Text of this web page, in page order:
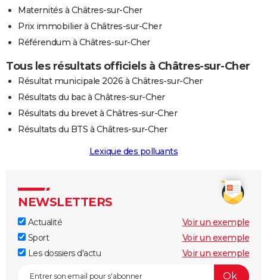
Maternités à Châtres-sur-Cher
Prix immobilier à Châtres-sur-Cher
Référendum à Châtres-sur-Cher
Tous les résultats officiels à Châtres-sur-Cher
Résultat municipale 2026 à Châtres-sur-Cher
Résultats du bac à Châtres-sur-Cher
Résultats du brevet à Châtres-sur-Cher
Résultats du BTS à Châtres-sur-Cher
Lexique des polluants
NEWSLETTERS
Actualité
Voir un exemple
Sport
Voir un exemple
Les dossiers d'actu
Voir un exemple